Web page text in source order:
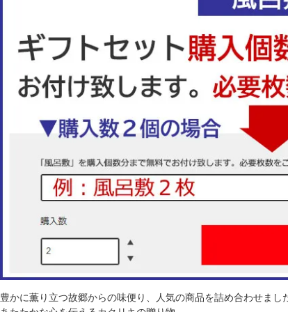
豊かに薫り立つ故郷からの味便り、人気の商品を詰め合わせまし